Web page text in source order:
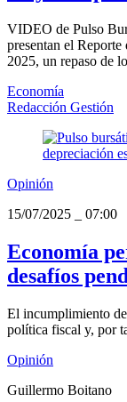
VIDEO de Pulso
presentan el
2025, un repaso de
Economía
Redacción Gestión
Opinión
15/07/2025
07:00
Economía
desafíos
El incumplimiento
política fiscal y, por
Opinión
Guillermo Boitano